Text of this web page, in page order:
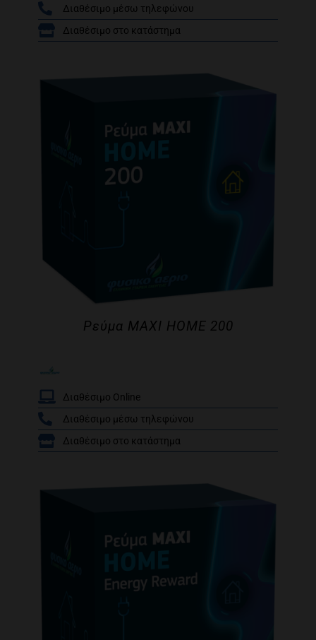
/
Διαθέσιμο μέσω τηλεφώνου
Διαθέσιμο στο κατάστημα
/
Ρεύμα MAXI HOME 200
Διαθέσιμο Online
Διαθέσιμο μέσω τηλεφώνου
Διαθέσιμο στο κατάστημα